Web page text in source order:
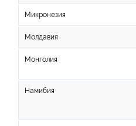
Микронезия
Молдавия
Монголия
Намибия